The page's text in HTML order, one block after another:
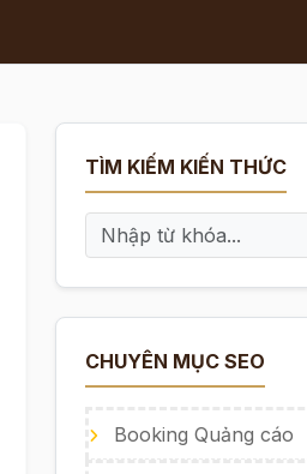
TÌM KIẾM KIẾN THỨC
CHUYÊN MỤC SEO
Booking Quảng cáo